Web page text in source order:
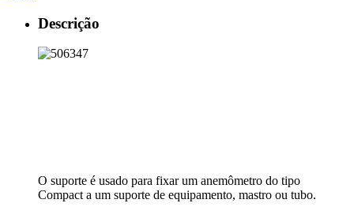
Descrição
O suporte é usado para fixar um anemômetro do tipo
Compact a um suporte de equipamento, mastro ou tubo.